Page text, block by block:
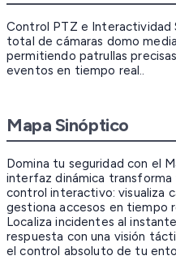
Control PTZ e Interactividad
total de cámaras domo
permitiendo patrullas
eventos en tiempo real..
Mapa Sinóptico
Domina tu seguridad con el
interfaz dinámica transforma
control interactivo: visualiza
gestiona accesos en tiempo
Localiza incidentes al
respuesta con una visión
el control absoluto de tu